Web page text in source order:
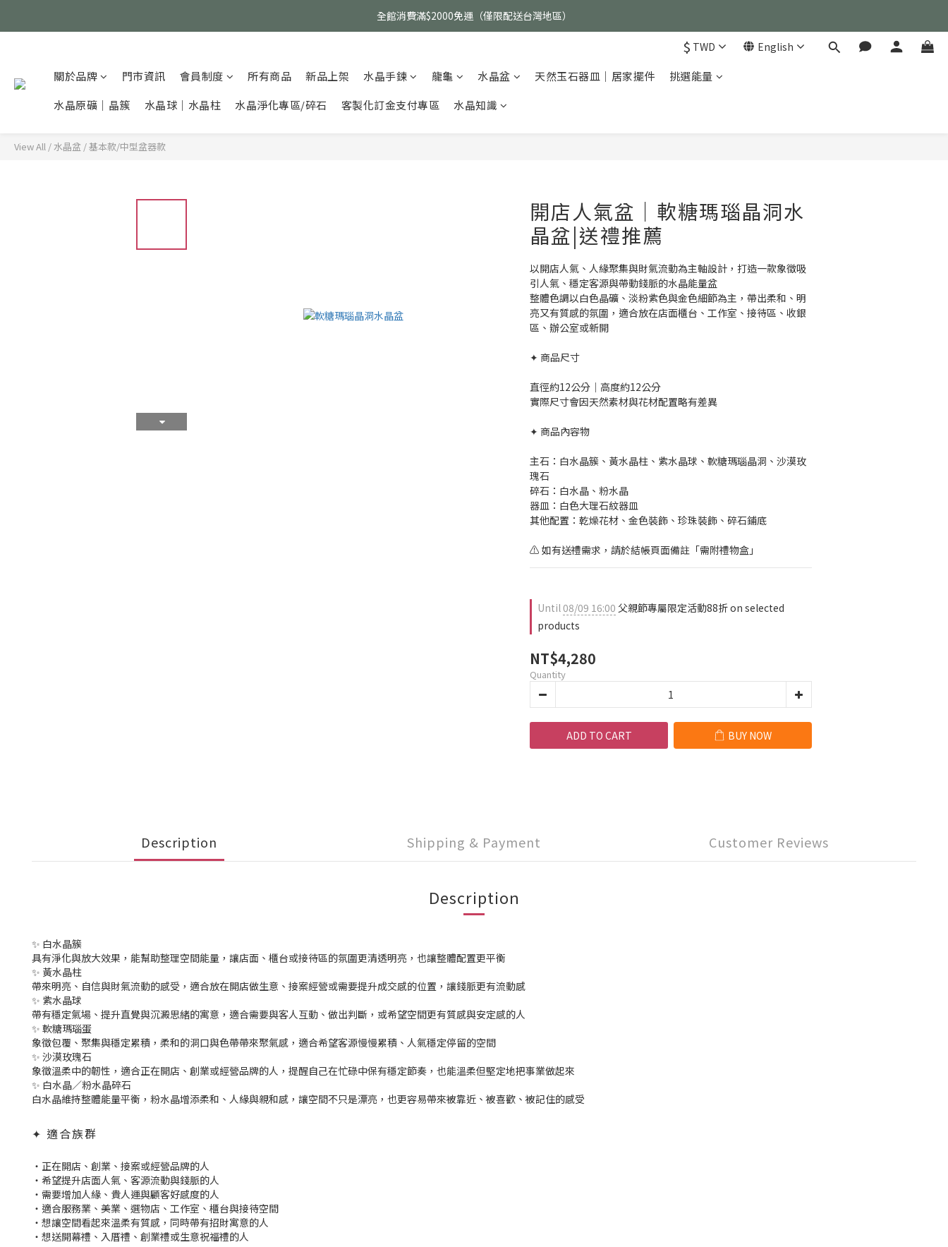
父親節活動｜指定品項任選兩件88折（礦標｜高品水晶｜客製化商品除外）
全館消費滿$2000免運（僅限配送台灣地區）
$ TWD English
關於品牌 門市資訊 會員制度 所有商品 新品上架 水晶手鍊 龍龜 水晶盆 天然玉石器皿｜居家擺件
挑選能量
水晶原礦｜晶簇
水晶球｜水晶柱 水晶淨化專區/碎石 客製化訂金支付專區 水晶知識
View All / 水晶盆 /基本款/中型盆器款
開店人氣盆｜軟糖瑪瑙晶洞水
晶盆|送禮推薦
以開店人氣、人緣聚集與財氣流動為主軸設計，打造一款象徵吸
引人氣、穩定客源與帶動錢脈的水晶能量盆
整體色調以白色晶礦、淡粉紫色與金色細節為主，帶出柔和、明
亮又有質感的氛圍，適合放在店面櫃台、工作室、接待區、收銀
區、辦公室或新開
✦ 商品尺寸
直徑約12公分｜高度約12公分
實際尺寸會因天然素材與花材配置略有差異
✦ 商品內容物
主石：白水晶簇、黃水晶柱、紫水晶球、軟糖瑪瑙晶洞、沙漠玫
瑰石
碎石：白水晶、粉水晶
器皿：白色大理石紋器皿
其他配置：乾燥花材、金色裝飾、珍珠裝飾、碎石鋪底
⚠️ 如有送禮需求，請於結帳頁面備註「需附禮物盒」
Until08/09 16:00 父親節專屬限定活動88折 on selected
products
NT$4,280
Quantity
ADD TO CART BUY NOW
Description Shipping & Payment Customer Reviews
Description
✨ 白水晶簇
具有淨化與放大效果，能幫助整理空間能量，讓店面、櫃台或接待區的氛圍更清透明亮，也讓整體配置更平衡
✨ 黃水晶柱
帶來明亮、自信與財氣流動的感受，適合放在開店做生意、接案經營或需要提升成交感的位置，讓錢脈更有流動感
✨ 紫水晶球
帶有穩定氣場、提升直覺與沉澱思緒的寓意，適合需要與客人互動、做出判斷，或希望空間更有質感與安定感的人
✨ 軟糖瑪瑙蛋
象徵包覆、聚集與穩定累積，柔和的洞口與色帶帶來聚氣感，適合希望客源慢慢累積、人氣穩定停留的空間
✨ 沙漠玫瑰石
象徵溫柔中的韌性，適合正在開店、創業或經營品牌的人，提醒自己在忙碌中保有穩定節奏，也能溫柔但堅定地把事業做起來
✨ 白水晶／粉水晶碎石
白水晶維持整體能量平衡，粉水晶增添柔和、人緣與親和感，讓空間不只是漂亮，也更容易帶來被靠近、被喜歡、被記住的感受
✦ 適合族群
・正在開店、創業、接案或經營品牌的人
・希望提升店面人氣、客源流動與錢脈的人
・需要增加人緣、貴人運與顧客好感度的人
・適合服務業、美業、選物店、工作室、櫃台與接待空間
・想讓空間看起來溫柔有質感，同時帶有招財寓意的人
・想送開幕禮、入厝禮、創業禮或生意祝福禮的人